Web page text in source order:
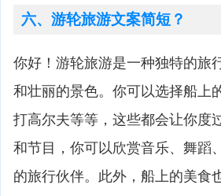
六、游轮旅游文案简短？
你好！游轮旅游是一种独特的旅
和壮丽的景色。你可以选择船上
打高尔夫等等，这些都会让你度
和节目，你可以欣赏音乐、舞蹈
的旅行伙伴。此外，船上的美食